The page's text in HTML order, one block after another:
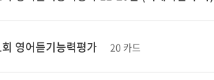
영어듣기능력평가 20 카드